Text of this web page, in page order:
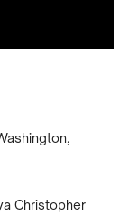
Christopher